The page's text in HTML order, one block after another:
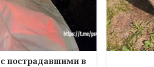
пострадавшими в